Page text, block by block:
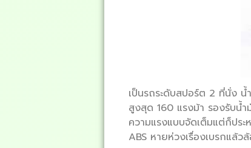
เป็นรถระดับสปอร์ต 2 ที่นั่ง น้
สูงสุด 160 แรงม้า รองรับน้
ความแรงแบบจัดเต็มแต่ก็ปร
ABS หายห่วงเรื่องเบรกแล้